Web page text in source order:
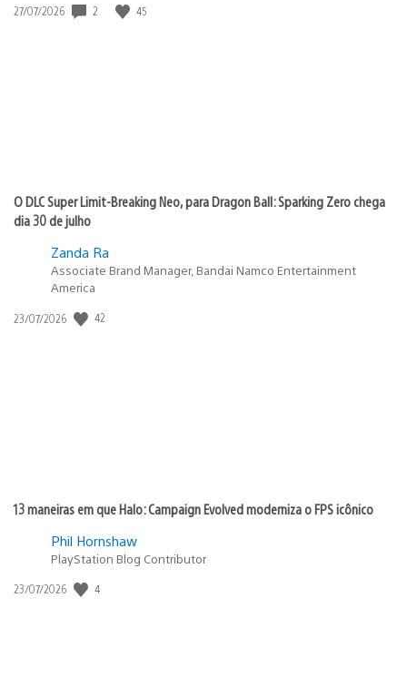
Data
27/07/2026 2 45
O DLC Super Limit-Breaking Neo, para Dragon Ball: Sparking Zero chega
dia 30 de julho
Zanda Ra
Associate Brand Manager, Bandai Namco Entertainment
America
Data
23/07/2026 42
13 maneiras em que Halo: Campaign Evolved moderniza o FPS icônico
Phil Hornshaw
PlayStation Blog Contributor
Data
23/07/2026 4